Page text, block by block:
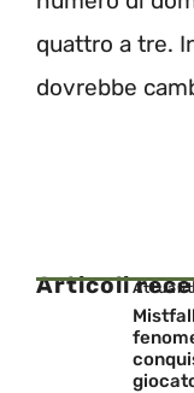
quattro a tre.
dovrebbe
Articoli